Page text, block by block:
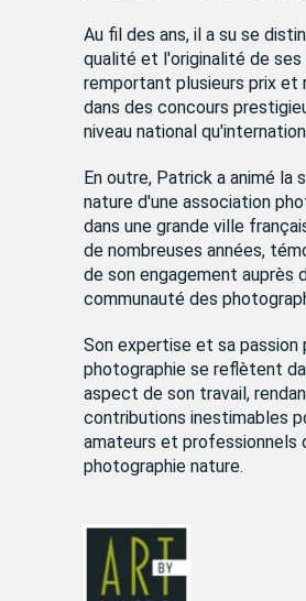
Au fil des ans, il a su se
qualité et l'originalité de
remportant plusieurs prix et
dans des concours
niveau national
En outre, Patrick a animé la
nature d'une association
dans une grande ville
de nombreuses années,
de son engagement auprès
communauté des
Son expertise et sa passion
photographie se reflètent
aspect de son travail,
contributions inestimables
amateurs et professionnels
photographie nature.